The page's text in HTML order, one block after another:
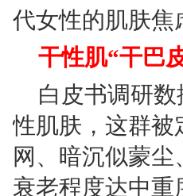
代女性的肌肤焦
干性肌“干巴
白皮书调研
性肌肤，这群被
网、暗沉似蒙尘
衰老程度达中重